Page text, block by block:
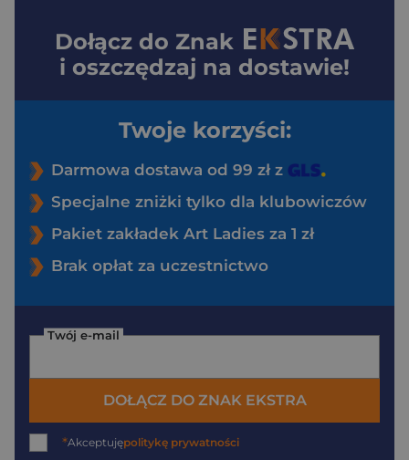
Dołącz do Znak
i oszczędzaj na dostawie!
Twoje korzyści:
Darmowa dostawa od 99 zł z
Specjalne zniżki tylko dla klubowiczów
Pakiet zakładek Art Ladies za 1 zł
Brak opłat za uczestnictwo
Twój e-mail
DOŁĄCZ DO ZNAK EKSTRA
*Akceptujępolitykę prywatności